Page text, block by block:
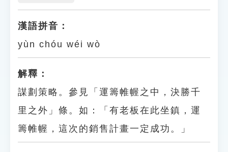
漢語拼音：
yùn chóu wéi wò
解釋：
謀劃策略。參見「運籌帷幄之中，決勝千
里之外」條。如：「有老板在此坐鎮，運
籌帷幄，這次的銷售計畫一定成功。」